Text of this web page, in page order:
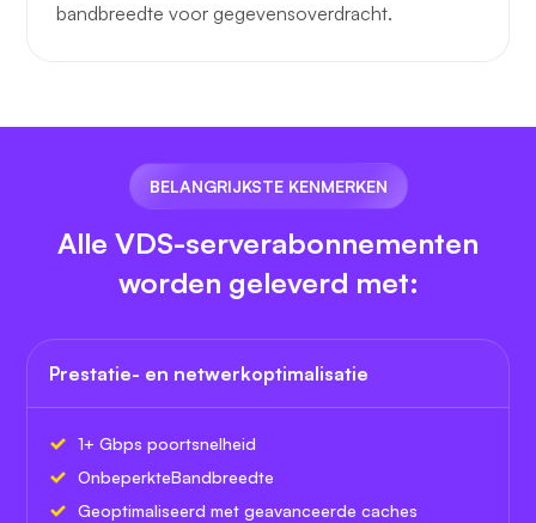
bandbreedte voor gegevensoverdracht.
BELANGRIJKSTE KENMERKEN
Alle VDS-serverabonnementen
worden geleverd met:
Prestatie- en netwerkoptimalisatie
1+ Gbps poortsnelheid
OnbeperkteBandbreedte
Geoptimaliseerd met geavanceerde caches